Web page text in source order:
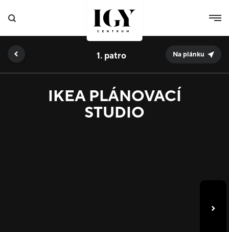
IKEA PLÁNOVACÍ
STUDIO
1. Na plánku